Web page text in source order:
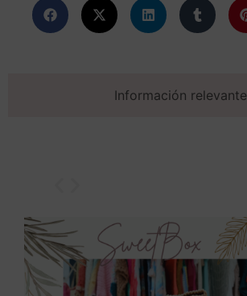
Información relevante